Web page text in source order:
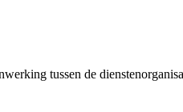
tussen de